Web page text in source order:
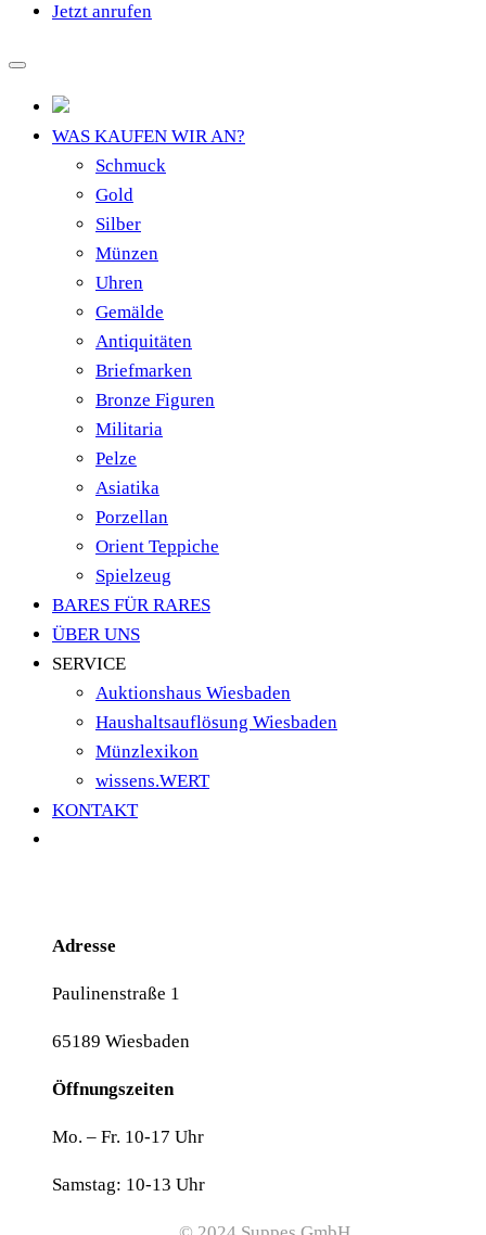
Jetzt anrufen
WAS KAUFEN WIR AN?
Schmuck
Gold
Silber
Münzen
Uhren
Gemälde
Antiquitäten
Briefmarken
Bronze Figuren
Militaria
Pelze
Asiatika
Porzellan
Orient Teppiche
Spielzeug
BARES FÜR RARES
ÜBER UNS
SERVICE
Auktionshaus Wiesbaden
Haushaltsauflösung Wiesbaden
Münzlexikon
wissens.WERT
KONTAKT
Adresse
Paulinenstraße 1
65189 Wiesbaden
Öffnungszeiten
Mo. – Fr. 10-17 Uhr
Samstag: 10-13 Uhr